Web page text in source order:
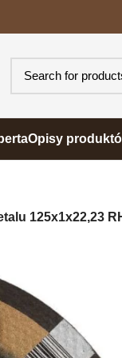
Opisy
125x1x22,23